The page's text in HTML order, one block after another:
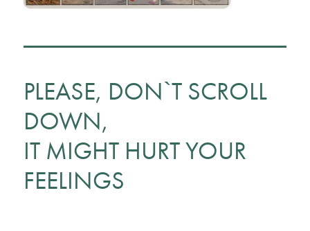
PLEASE, DON`T SCROLL
DOWN,
IT MIGHT HURT YOUR
FEELINGS